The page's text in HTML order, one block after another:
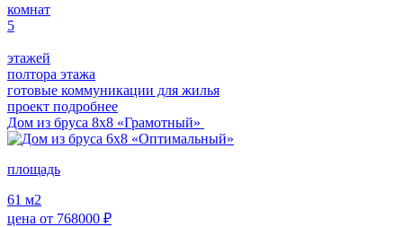
комнат
5
этажей
полтора этажа
готовые коммуникации для жилья
проект подробнее
Дом из бруса 8х8 «Грамотный»
площадь
61 м2
цена от 768000 ₽